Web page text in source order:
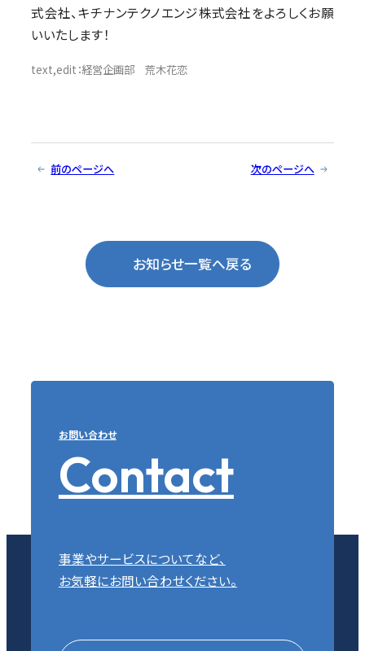
式会社、キチナンテクノエンジ株式会社をよろしくお願
いいたします！
text,edit：経営企画部 荒木花恋
前のページへ 次のページへ
お知らせ一覧へ戻る
お問い合わせ
Contact
事業やサービスについてなど、
お気軽にお問い合わせください。